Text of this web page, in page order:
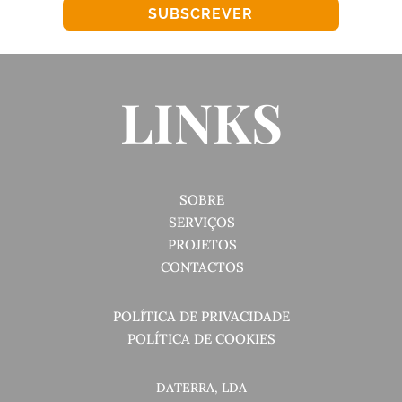
SUBSCREVER
LINKS
SOBRE
SERVIÇOS
PROJETOS
CONTACTOS
POLÍTICA DE PRIVACIDADE
POLÍTICA DE COOKIES
DATERRA, LDA